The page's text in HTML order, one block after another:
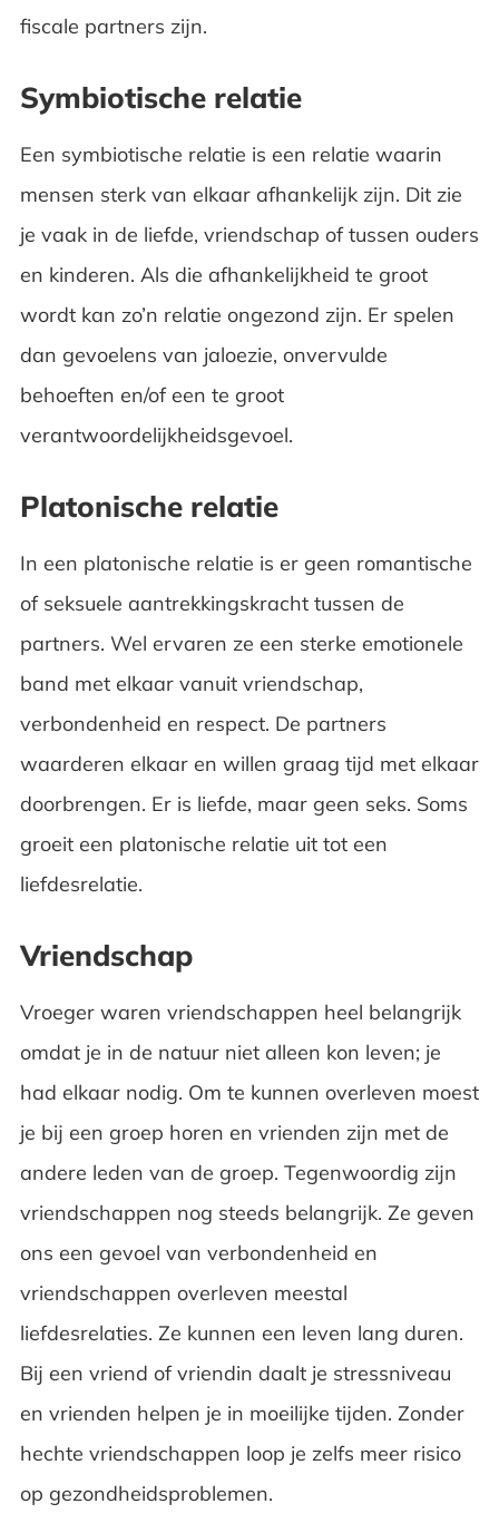
fiscale partners zijn.
Symbiotische relatie
Een symbiotische relatie is een relatie waarin
mensen sterk van elkaar afhankelijk zijn. Dit zie
je vaak in de liefde, vriendschap of tussen ouders
en kinderen. Als die afhankelijkheid te groot
wordt kan zo’n relatie ongezond zijn. Er spelen
dan gevoelens van jaloezie, onvervulde
behoeften en/of een te groot
verantwoordelijkheidsgevoel.
Platonische relatie
In een platonische relatie is er geen romantische
of seksuele aantrekkingskracht tussen de
partners. Wel ervaren ze een sterke emotionele
band met elkaar vanuit vriendschap,
verbondenheid en respect. De partners
waarderen elkaar en willen graag tijd met elkaar
doorbrengen. Er is liefde, maar geen seks. Soms
groeit een platonische relatie uit tot een
liefdesrelatie.
Vriendschap
Vroeger waren vriendschappen heel belangrijk
omdat je in de natuur niet alleen kon leven; je
had elkaar nodig. Om te kunnen overleven moest
je bij een groep horen en vrienden zijn met de
andere leden van de groep. Tegenwoordig zijn
vriendschappen nog steeds belangrijk. Ze geven
ons een gevoel van verbondenheid en
vriendschappen overleven meestal
liefdesrelaties. Ze kunnen een leven lang duren.
Bij een vriend of vriendin daalt je stressniveau
en vrienden helpen je in moeilijke tijden. Zonder
hechte vriendschappen loop je zelfs meer risico
op gezondheidsproblemen.